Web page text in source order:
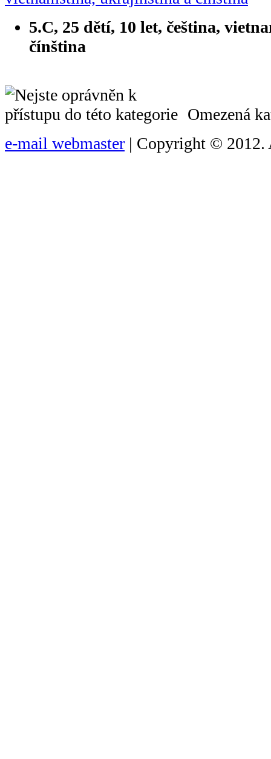
5.C, 25 dětí, 10 let, čeština,
čínština
Omezená
e-mail webmaster | Copyright © 2012.